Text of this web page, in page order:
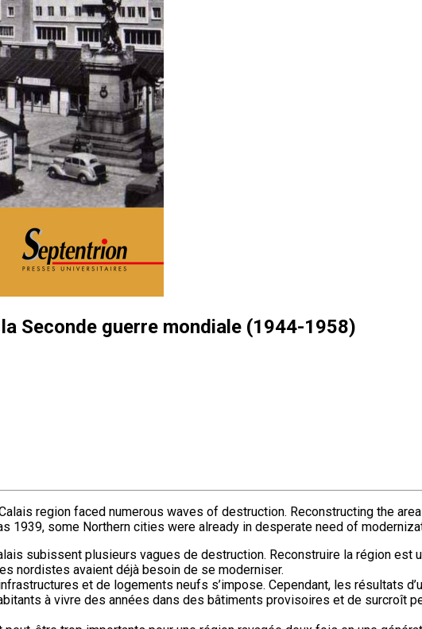
Seconde guerre mondiale (1944-1958)
region faced numerous waves of destruction. Reconstructing the
1939, some Northern cities were already in desperate need of
subissent plusieurs vagues de destruction. Reconstruire la région est
nordistes avaient déjà besoin de se moderniser.
et de logements neufs s’impose. Cependant, les résultats
à vivre des années dans des bâtiments provisoires et de surcroît